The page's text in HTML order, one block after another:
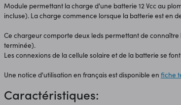
Module permettant la charge d'une batterie 12 Vcc au
incluse). La charge commence lorsque la batterie est en
Ce chargeur comporte deux leds permettant de
terminée).
Les connexions de la cellule solaire et de la batterie se
Une notice d'utilisation en français est disponible en fiche
Caractéristiques: